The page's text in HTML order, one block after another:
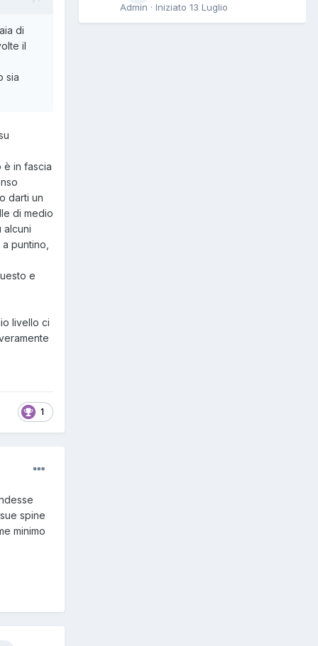
di
il
sia
è in fascia
darti un
di medio
alcuni
puntino,
e
livello ci
1
spine
minimo
Admin · Iniziato 13 Luglio